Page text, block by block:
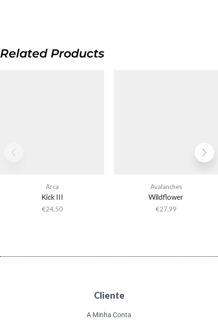
Related Products
Arca
Kick III
€24,50
Avalanches
Wildflower
€27,99
Cliente
A Minha Conta